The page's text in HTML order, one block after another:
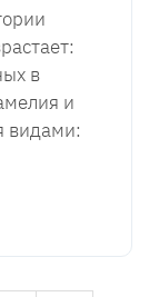
в
и
видами: